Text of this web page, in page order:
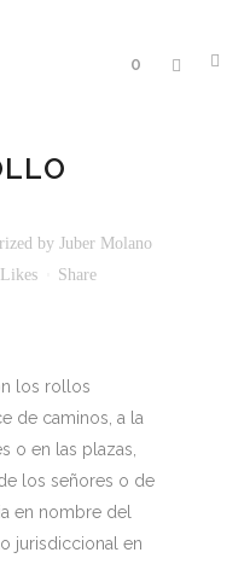
0
by Juber Molano
Likes Share
los rollos
de caminos, a la
o en las plazas,
los señores o de
en nombre del
jurisdiccional en